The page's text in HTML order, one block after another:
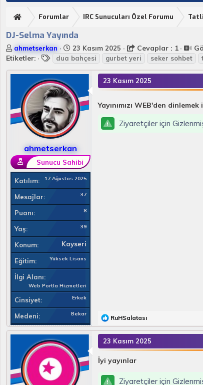
Forumlar IRC Sunucuları Özel Forumu
DJ-Selma Yayında
K
o
u
a
ş
a
n
ahmetserkan
B
a
ş
l
a
n
g
ı
ç
r
i
h
i
23 Kasım 2025 Cevaplar : 1
Etiketler:
i
k
e
t
l
e
r
dua bahçesi gurbet yeri seker sohbet
ahmetserkan
Sunucu Sahibi
Katılım 17 Ağustos 2025
Mesajlar 37
Puanı 8
Yaş 39
Konum Kayseri
Eğitim Yüksek Lisans
İlgi Alanı
Web Portla Hizmetleri
Cinsiyet Erkek
Medeni Bekar
23 Kasım 2025
Yayınımızı WEB'den dinlemek
Ziyaretçiler için
T
e
p
k
i
e
r
:
RuHSalatası
23 Kasım 2025
İyi yayınlar
Ziyaretçiler için